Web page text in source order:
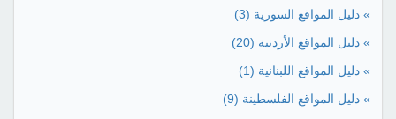
» دليل المواقع السورية (3)
» دليل المواقع الأردنية (20)
» دليل المواقع اللبنانية (1)
» دليل المواقع الفلسطينة (9)